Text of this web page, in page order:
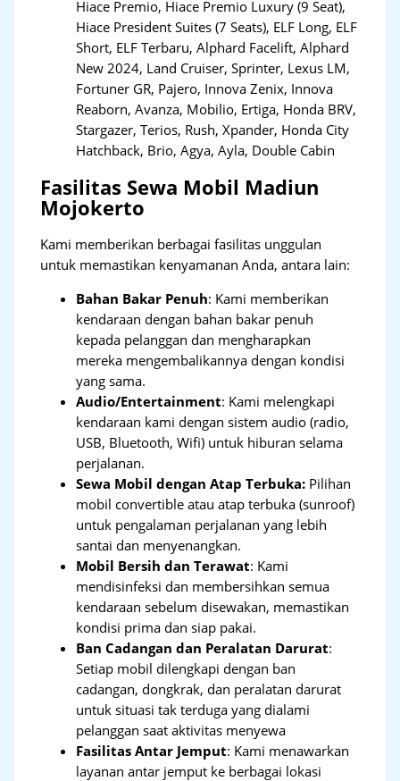
Hiace Premio, Hiace Premio Luxury (9 Seat),
Hiace President Suites (7 Seats), ELF Long, ELF
Short, ELF Terbaru, Alphard Facelift, Alphard
New 2024, Land Cruiser, Sprinter, Lexus LM,
Fortuner GR, Pajero, Innova Zenix, Innova
Reaborn, Avanza, Mobilio, Ertiga, Honda BRV,
Stargazer, Terios, Rush, Xpander, Honda City
Hatchback, Brio, Agya, Ayla, Double Cabin
Fasilitas Sewa Mobil Madiun
Mojokerto
Kami memberikan berbagai fasilitas unggulan
untuk memastikan kenyamanan Anda, antara lain:
Bahan Bakar Penuh: Kami memberikan
kendaraan dengan bahan bakar penuh
kepada pelanggan dan mengharapkan
mereka mengembalikannya dengan kondisi
yang sama.
Audio/Entertainment: Kami melengkapi
kendaraan kami dengan sistem audio (radio,
USB, Bluetooth, Wifi) untuk hiburan selama
perjalanan.
Sewa Mobil dengan Atap Terbuka: Pilihan
mobil convertible atau atap terbuka (sunroof)
untuk pengalaman perjalanan yang lebih
santai dan menyenangkan.
Mobil Bersih dan Terawat: Kami
mendisinfeksi dan membersihkan semua
kendaraan sebelum disewakan, memastikan
kondisi prima dan siap pakai.
Ban Cadangan dan Peralatan Darurat:
Setiap mobil dilengkapi dengan ban
cadangan, dongkrak, dan peralatan darurat
untuk situasi tak terduga yang dialami
pelanggan saat aktivitas menyewa
Fasilitas Antar Jemput: Kami menawarkan
layanan antar jemput ke berbagai lokasi